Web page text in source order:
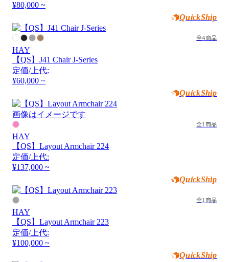
¥80,000 ~
QuickShip
全4商品
HAY
【QS】J41 Chair J-Series
定価/上代:
¥60,000 ~
QuickShip
画像はイメージです
全1商品
HAY
【QS】Layout Armchair 224
定価/上代:
¥137,000 ~
QuickShip
全1商品
HAY
【QS】Layout Armchair 223
定価/上代:
¥100,000 ~
QuickShip